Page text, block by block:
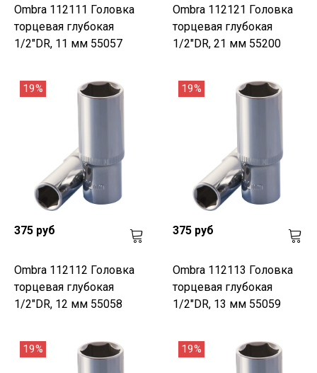
Ombra 112111 Головка
торцевая глубокая
1/2"DR, 11 мм 55057
Ombra 112121 Головка
торцевая глубокая
1/2"DR, 21 мм 55200
19%
375 руб
Ombra 112112 Головка
торцевая глубокая
1/2"DR, 12 мм 55058
19%
375 руб
Ombra 112113 Головка
торцевая глубокая
1/2"DR, 13 мм 55059
19% 19%